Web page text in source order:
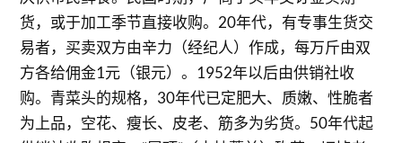
货，或于加工季节直接收购。20年代，有专事生货交
易者，买卖双方由辛力（经纪人）作成，每万斤由双
方各给佣金1元（银元）。1952年以后由供销社收
购。青菜头的规格，30年代已定肥大、质嫩、性脆者
为上品，空花、瘦长、皮老、筋多为劣货。50年代起